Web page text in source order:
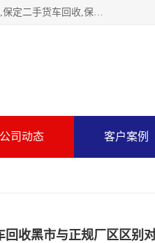
保定辉领再生资源回收有限公司主要经营保定旧车回收，保定报废汽车回收，保定报废汽车回收公司电话,保定二手货车回收,保定黄标车回收, 保定黄标车回收，保定哪里收报废车，保定废旧汽车回收，保定汽车报废手续办理，保定汽车解体厂。将通过采取区域限行促进淘汰、经济补助激励新、加大上路*法处罚、加强达标排放监管等综合措施，对老旧机动车逐步实行末位淘汰，加快老旧机动车淘汰新
公司动态 客户案例
回收黑市与正规厂区区别